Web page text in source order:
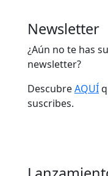
Newsletter
¿Aún no te has
newsletter?
DescubreAQUÍ
suscribes.